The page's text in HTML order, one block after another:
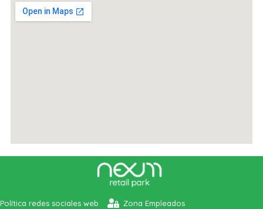
Política redes sociales web Zona Empleados